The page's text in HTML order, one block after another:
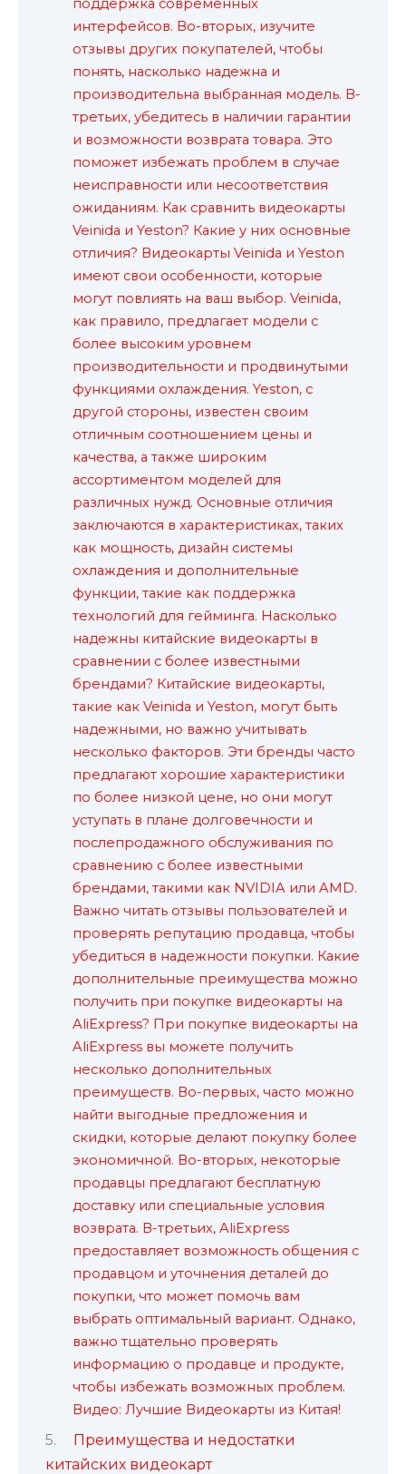
поддержка современных
интерфейсов. Во-вторых, изучите
отзывы других покупателей, чтобы
понять, насколько надежна и
производительна выбранная модель. В-
третьих, убедитесь в наличии гарантии
и возможности возврата товара. Это
поможет избежать проблем в случае
неисправности или несоответствия
ожиданиям. Как сравнить видеокарты
Veinida и Yeston? Какие у них основные
отличия? Видеокарты Veinida и Yeston
имеют свои особенности, которые
могут повлиять на ваш выбор. Veinida,
как правило, предлагает модели с
более высоким уровнем
производительности и продвинутыми
функциями охлаждения. Yeston, с
другой стороны, известен своим
отличным соотношением цены и
качества, а также широким
ассортиментом моделей для
различных нужд. Основные отличия
заключаются в характеристиках, таких
как мощность, дизайн системы
охлаждения и дополнительные
функции, такие как поддержка
технологий для гейминга. Насколько
надежны китайские видеокарты в
сравнении с более известными
брендами? Китайские видеокарты,
такие как Veinida и Yeston, могут быть
надежными, но важно учитывать
несколько факторов. Эти бренды часто
предлагают хорошие характеристики
по более низкой цене, но они могут
уступать в плане долговечности и
послепродажного обслуживания по
сравнению с более известными
брендами, такими как NVIDIA или AMD.
Важно читать отзывы пользователей и
проверять репутацию продавца, чтобы
убедиться в надежности покупки. Какие
дополнительные преимущества можно
получить при покупке видеокарты на
AliExpress? При покупке видеокарты на
AliExpress вы можете получить
несколько дополнительных
преимуществ. Во-первых, часто можно
найти выгодные предложения и
скидки, которые делают покупку более
экономичной. Во-вторых, некоторые
продавцы предлагают бесплатную
доставку или специальные условия
возврата. В-третьих, AliExpress
предоставляет возможность общения с
продавцом и уточнения деталей до
покупки, что может помочь вам
выбрать оптимальный вариант. Однако,
важно тщательно проверять
информацию о продавце и продукте,
чтобы избежать возможных проблем.
Видео: Лучшие Видеокарты из Китая!
Преимущества и недостатки
китайских видеокарт